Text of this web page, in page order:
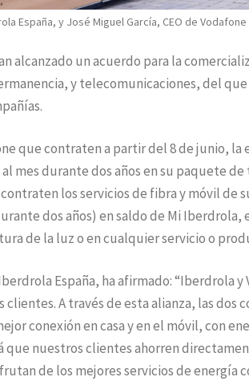
España, y José Miguel García, CEO de
alcanzado un acuerdo para la
y telecomunicaciones, del
que contraten a partir del 8 de junio,
mes durante dos años en su paquete
los servicios de fibra y móvil de
dos años) en saldo de Mi
de la luz o en cualquier servicio o
España, ha afirmado: “Iberdrola
A través de esta alianza, las dos
conexión en casa y en el móvil, con
nuestros clientes ahorren
de los mejores servicios de energía